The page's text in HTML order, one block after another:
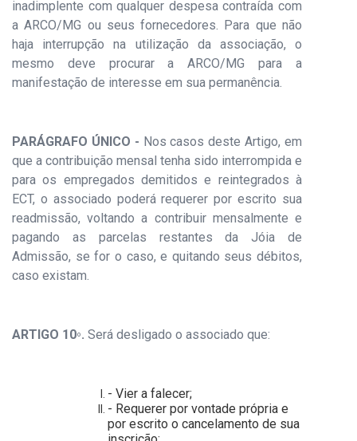
inadimplente com qualquer despesa contraída com
a ARCO/MG ou seus fornecedores. Para que não
haja interrupção na utilização da associação, o
mesmo deve procurar a ARCO/MG para a
manifestação de interesse em sua permanência.
PARÁGRAFO ÚNICO - Nos casos deste Artigo, em
que a contribuição mensal tenha sido interrompida e
para os empregados demitidos e reintegrados à
ECT, o associado poderá requerer por escrito sua
readmissão, voltando a contribuir mensalmente e
pagando as parcelas restantes da Jóia de
Admissão, se for o caso, e quitando seus débitos,
caso existam.
ARTIGO 10º. Será desligado o associado que:
- Vier a falecer;
- Requerer por vontade própria e
por escrito o cancelamento de sua